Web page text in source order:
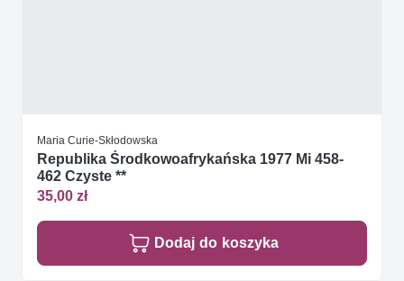
Maria Curie-Skłodowska
Republika Środkowoafrykańska 1977 Mi 458-
462 Czyste **
35,00 zł
Dodaj do koszyka